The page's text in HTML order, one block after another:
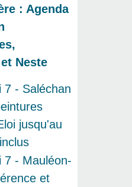
: Agenda
Neste
7 - Saléchan
jusqu'au
7 - Mauléon-
et